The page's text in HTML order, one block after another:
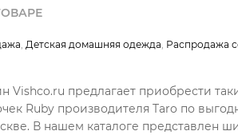
, Детская домашняя одежда, Распродажа
Vishco.ru предлагает приобрести
Ruby производителя Taro по
В нашем каталоге представлен